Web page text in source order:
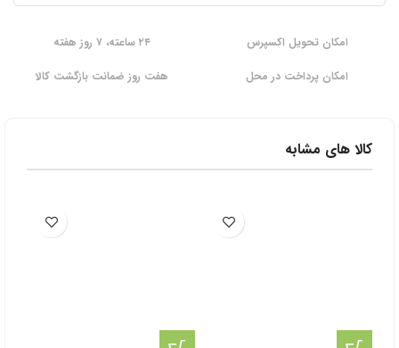
امکان تحویل اکسپرس
۲۴ ساعته، ۷ روز هفته
امکان پرداخت در محل
هفت روز ضمانت بازگشت کالا
کالا های مشابه